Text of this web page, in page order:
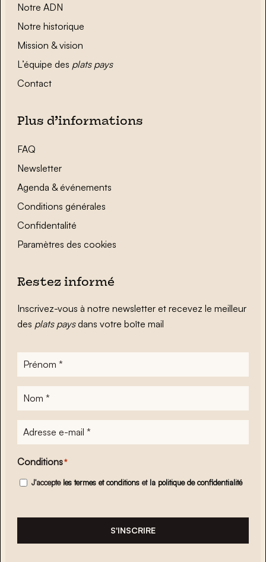
Notre ADN
Notre historique
Mission & vision
L’équipe des plats pays
Contact
Plus d’informations
FAQ
Newsletter
Agenda & événements
Conditions générales
Confidentalité
Paramètres des cookies
Restez informé
Inscrivez-vous à notre newsletter et recevez le meilleur
des plats paysdans votre boîte mail
Prénom
Nom
Adresse
e-
mail*
Conditions*
J'accepte les termes et conditions et la politique de confidentialité
S'INSCRIRE